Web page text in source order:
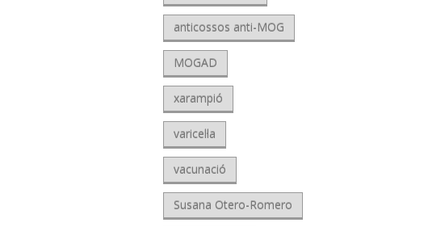
anticossos anti-MOG
MOGAD
xarampió
varicel·la
vacunació
Susana Otero-Romero